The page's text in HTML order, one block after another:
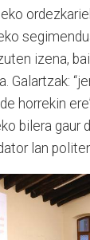
izena,
Galartzak:
horrekin
bilera gaur
lan